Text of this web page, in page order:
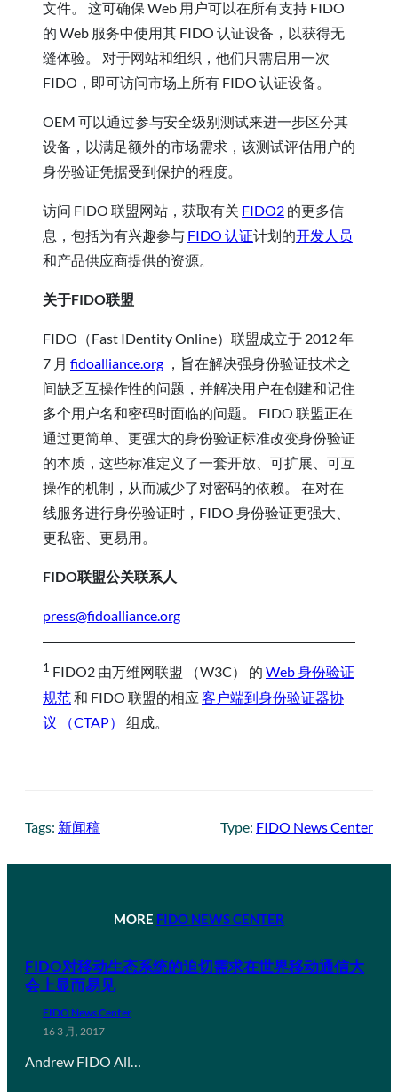
文件。 这可确保 Web 用户可以在所有支持 FIDO
的 Web 服务中使用其 FIDO 认证设备，以获得无
缝体验。 对于网站和组织，他们只需启用一次
FIDO，即可访问市场上所有 FIDO 认证设备。
OEM 可以通过参与安全级别测试来进一步区分其
设备，以满足额外的市场需求，该测试评估用户的
身份验证凭据受到保护的程度。
访问 FIDO 联盟网站，获取有关 FIDO2 的更多信
息，包括为有兴趣参与 FIDO 认证计划的开发人员
和产品供应商提供的资源。
关于FIDO联盟
FIDO（Fast IDentity Online）联盟成立于 2012 年
7 月 fidoalliance.org ，旨在解决强身份验证技术之
间缺乏互操作性的问题，并解决用户在创建和记住
多个用户名和密码时面临的问题。 FIDO 联盟正在
通过更简单、更强大的身份验证标准改变身份验证
的本质，这些标准定义了一套开放、可扩展、可互
操作的机制，从而减少了对密码的依赖。 在对在
线服务进行身份验证时，FIDO 身份验证更强大、
更私密、更易用。
FIDO联盟公关联系人
press@fidoalliance.org
1 FIDO2 由万维网联盟 （W3C） 的 Web 身份验证
规范和 FIDO 联盟的相应 客户端到身份验证器协
议 （CTAP）
组成。
Tags: 新闻稿 Type: FIDO News Center
MORE FIDO NEWS CENTER
FIDO对移动生态系统的迫切需求在世界移动通信大
会上显而易见
FIDO News Center
16 3 月, 2017
Andrew FIDO All…